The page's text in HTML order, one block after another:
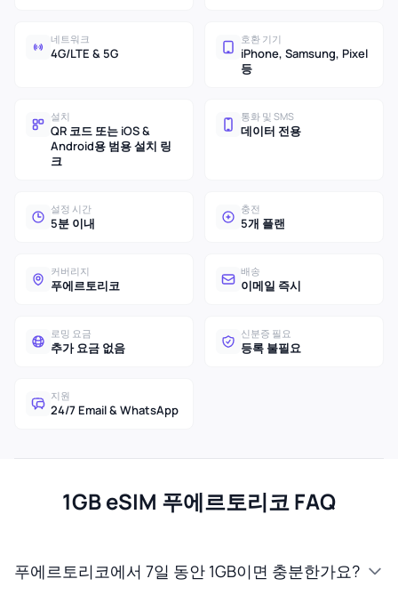
네트워크
4G/LTE & 5G
호환 기기
iPhone, Samsung, Pixel
등
설치
QR 코드 또는 iOS &
Android용 범용 설치 링
크
통화 및 SMS
데이터 전용
설정 시간
5분 이내
충전
5개 플랜
커버리지
푸에르토리코
배송
이메일 즉시
로밍 요금
추가 요금 없음
신분증 필요
등록 불필요
지원
24/7 Email & WhatsApp
1GB eSIM 푸에르토리코 FAQ
푸에르토리코에서 7일 동안 1GB이면 충분한가요?